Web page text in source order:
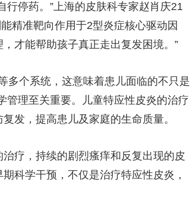
综合体育 亚冬会
阅读 艺术 汽车 数智 5G 产业+
洋 时尚 天气 才艺 网展 央央好物
行停药。”上海的皮肤科专家赵肖庆21
精准靶向作用于2型炎症核心驱动因
才能帮助孩子真正走出复发困境。”
多个系统，这意味着患儿面临的不只是
管理至关重要。儿童特应性皮炎的治疗
发，提高患儿及家庭的生命质量。
疗，持续的剧烈瘙痒和反复出现的皮
科学干预，不仅是治疗特应性皮炎，